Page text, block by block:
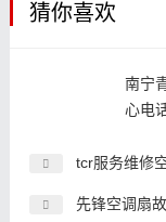
猜你喜欢
南宁
心电
tcr服务维修
先锋空调扇